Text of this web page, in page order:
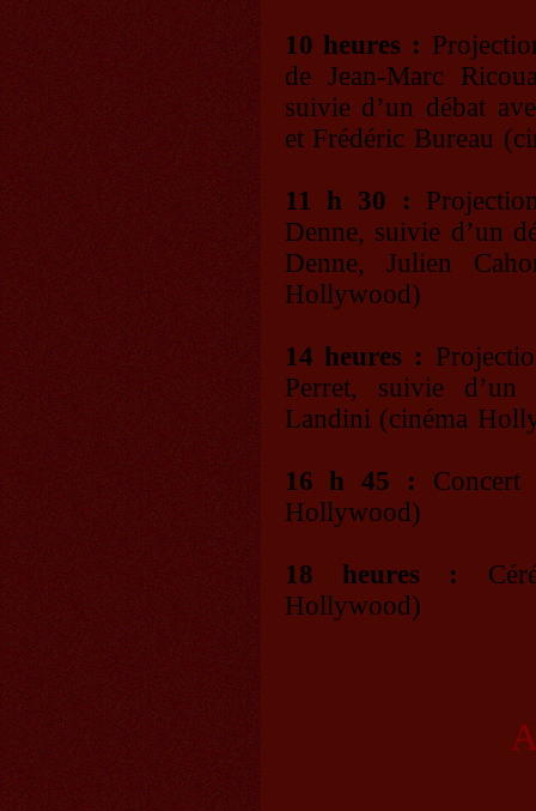
10 heures :
de Jean-Marc
suivie d’un débat
et Frédéric Bureau
11 h 30 :
Denne, suivie d’un
Denne, Julien
Hollywood)
14 heures :
Perret, suivie
Landini (cinéma
16 h 45 : Concert
Hollywood)
18 heures :
Hollywood)